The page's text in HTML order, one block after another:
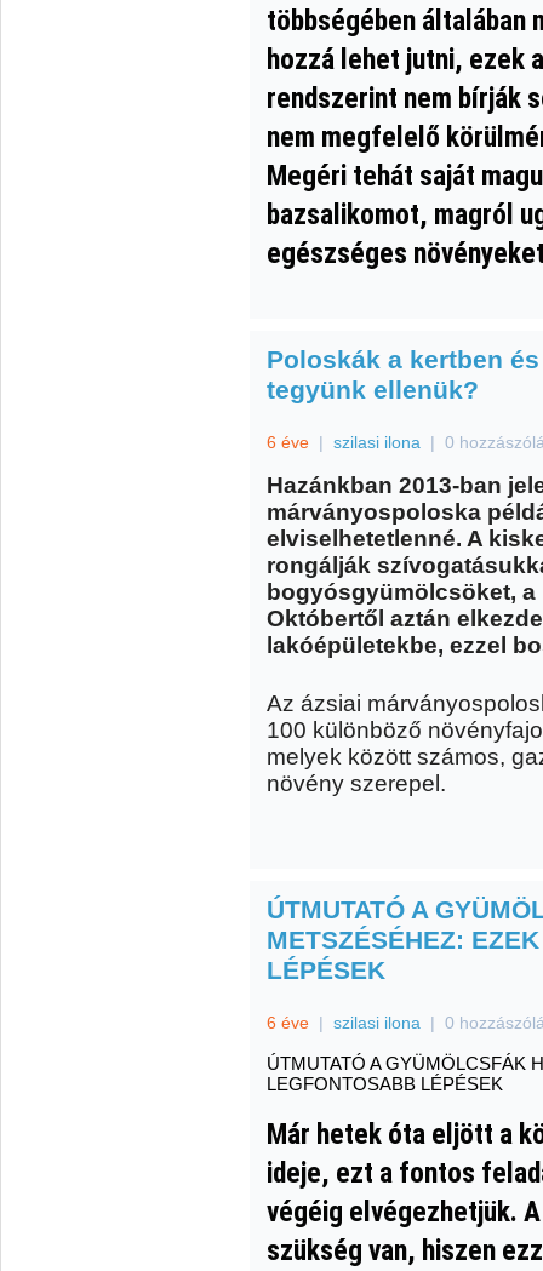
többségében általában
hozzá lehet jutni, ezek
rendszerint nem bírják
nem megfelelő
Megéri tehát saját
bazsalikomot, magról
egészséges
Poloskák a kertben
tegyünk ellenük?
6 éve | szilasi ilona | 0
Hazánkban 2013-ban
márványospoloska
elviselhetetlenné. A
rongálják
bogyósgyümölcsöket,
Októbertől aztán
lakóépületekbe, ezzel
Az ázsiai
100 különböző
melyek között számos,
növény szerepel.
ÚTMUTATÓ A
METSZÉSÉHEZ:
LÉPÉSEK
6 éve | szilasi ilona | 0
ÚTMUTATÓ A GYÜMÖLCSFÁK
LEGFONTOSABB LÉPÉSEK
Már hetek óta eljött a
ideje, ezt a fontos
végéig elvégezhetjük.
szükség van, hiszen